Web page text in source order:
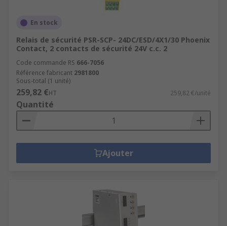
En stock
Relais de sécurité PSR-SCP- 24DC/ESD/4X1/30 Phoenix
Contact, 2 contacts de sécurité 24V c.c. 2
Code commande RS 666-7056
Référence fabricant 2981800
Sous-total (1 unité)
259,82 €HT 259,82 €/unité
Quantité
Ajouter